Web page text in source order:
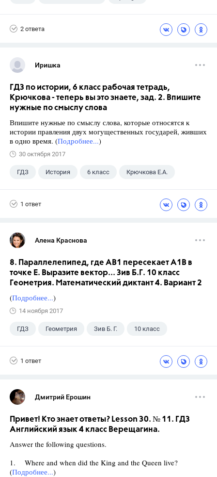
2 ответа
Иришка
ГДЗ по истории, 6 класс рабочая тетрадь,
Крючкова - теперь вы это знаете, зад. 2. Впишите
нужные по смыслу слова
Впишите нужные по смыслу слова, которые относятся к
истории правления двух могущественных государей, живших
в одно время. (Подробнее...)
30 октября 2017
ГДЗ История 6 класс Крючкова Е.А.
1 ответ
Алена Краснова
8. Параллелепипед, где АВ1 пересекает А1В в
точке Е. Выразите вектор... Зив Б.Г. 10 класс
Геометрия. Математический диктант 4. Вариант 2
(Подробнее...)
14 ноября 2017
ГДЗ Геометрия Зив Б. Г. 10 класс
1 ответ
Дмитрий Ерошин
Привет! Кто знает ответы? Lesson 30. № 11. ГДЗ
Английский язык 4 класс Верещагина.
Answer the following questions.
1. Where and when did the King and the Queen live?
(Подробнее...)